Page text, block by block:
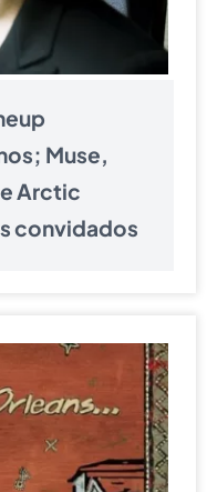
Muse,
Arctic
convidados